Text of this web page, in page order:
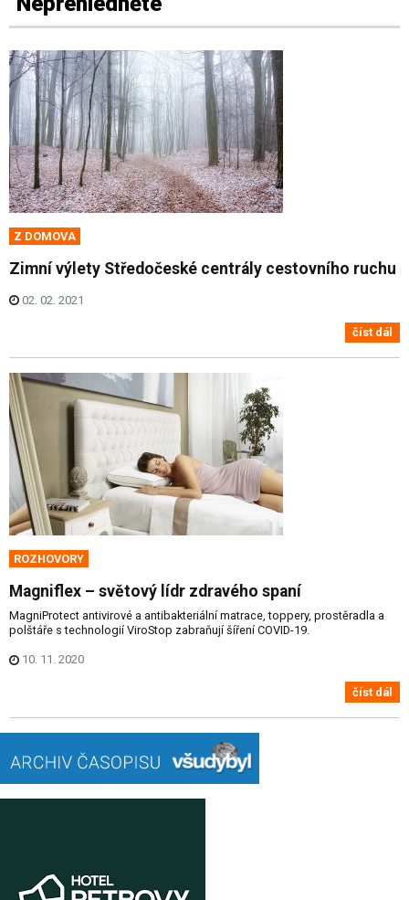
Z DOMOVA
Zimní výlety Středočeské centrály cestovního ruchu
02. 02. 2021
číst dál
ROZHOVORY
Magniflex – světový lídr zdravého spaní
MagniProtect antivirové a antibakteriální matrace, toppery, prostěradla a
polštáře s technologií ViroStop zabraňují šíření COVID-19.
10. 11. 2020
číst dál